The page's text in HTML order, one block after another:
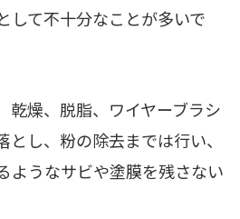
して不十分なことが多いで
乾燥、脱脂、ワイヤーブラシ
し、粉の除去までは行い、
ようなサビや塗膜を残さない